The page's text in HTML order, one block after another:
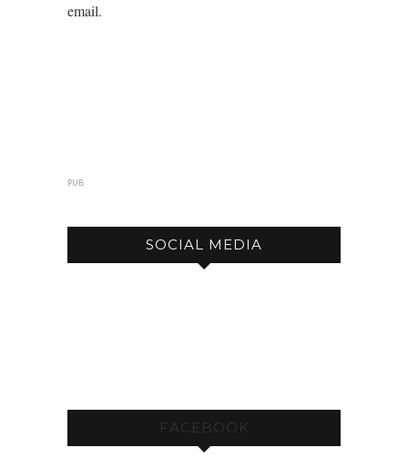
email.
PUB
SOCIAL MEDIA
FACEBOOK